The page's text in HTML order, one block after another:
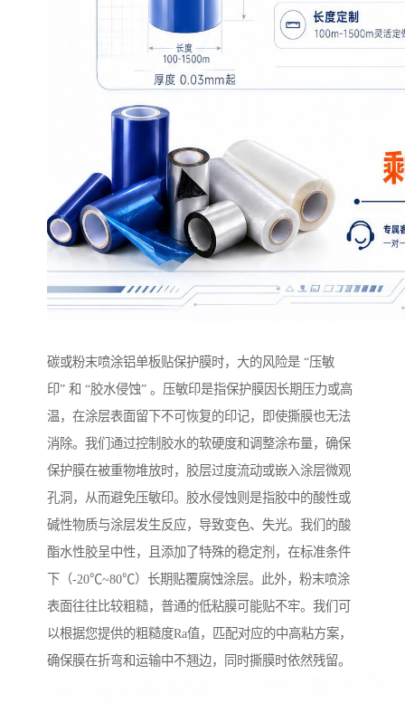
碳或粉末喷涂铝单板贴保护膜时，大的风险是 “压敏
印” 和 “胶水侵蚀” 。压敏印是指保护膜因长期压力或高
温，在涂层表面留下不可恢复的印记，即使撕膜也无法
消除。我们通过控制胶水的软硬度和调整涂布量，确保
保护膜在被重物堆放时，胶层过度流动或嵌入涂层微观
孔洞，从而避免压敏印。胶水侵蚀则是指胶中的酸性或
碱性物质与涂层发生反应，导致变色、失光。我们的酸
酯水性胶呈中性，且添加了特殊的稳定剂，在标准条件
下（-20℃~80℃）长期贴覆腐蚀涂层。此外，粉末喷涂
表面往往比较粗糙，普通的低粘膜可能贴不牢。我们可
以根据您提供的粗糙度Ra值，匹配对应的中高粘方案，
确保膜在折弯和运输中不翘边，同时撕膜时依然残留。